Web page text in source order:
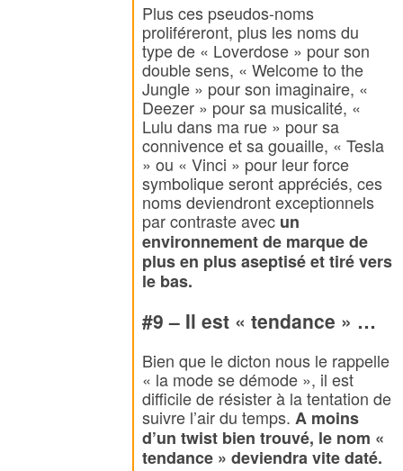
Plus ces pseudos-noms
proliféreront, plus les noms du
type de « Loverdose » pour son
double sens, « Welcome to the
Jungle » pour son imaginaire, «
Deezer » pour sa musicalité, «
Lulu dans ma rue » pour sa
connivence et sa gouaille, « Tesla
» ou « Vinci » pour leur force
symbolique seront appréciés, ces
noms deviendront exceptionnels
par contraste avec un
environnement de marque de
plus en plus aseptisé et tiré vers
le bas.
#9 – Il est « tendance » …
Bien que le dicton nous le rappelle
« la mode se démode », il est
difficile de résister à la tentation de
suivre l’air du temps. A moins
d’un twist bien trouvé, le nom «
tendance » deviendra vite daté.